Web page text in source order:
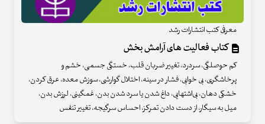
معرفی کتب انتشارات رشد
کتاب فعالیت های آرامش بخش
کم حوصلگی، سردرد، تغییر ضربان قلب، خستگی جسمی، خشم و
پرخاشگری، بی خوابی، فشار در سینه، اختلال گوارشی، سوزش معده، عرق کردن،
خشکی دهان، بی‌اشتهایی، داغ شدن یا سرد شدن بدن، غمگینی، لرزش بدن،
میل به سیگار، از دست دادن تمرکز، احساس سرگیجه، تغییر تنفس